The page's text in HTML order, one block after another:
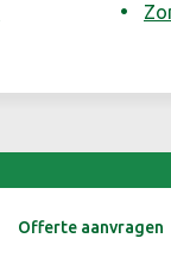
Offerte aanvragen